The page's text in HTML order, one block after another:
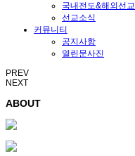
국내전도&해외선교
선교소식
커뮤니티
공지사항
열린문사진
PREV
NEXT
ABOUT